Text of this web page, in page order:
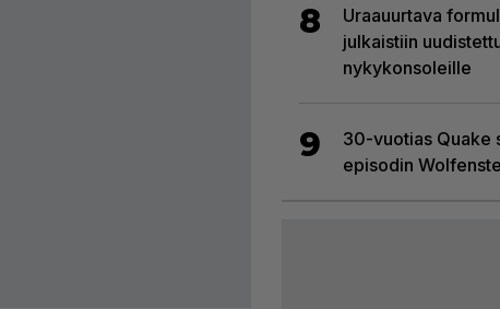
8
Uraauurtava
julkaistiin
nykykonsoleille
9
30-vuotias Quake
episodin